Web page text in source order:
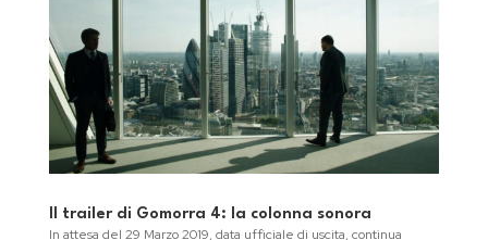
Il trailer di Gomorra 4: la colonna sonora
In attesa del 29 Marzo 2019, data ufficiale di uscita, continua